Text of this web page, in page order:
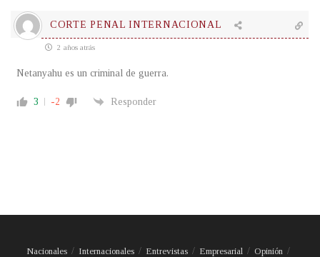
CORTE PENAL INTERNACIONAL
2 años atrás
Netanyahu es un criminal de guerra.
3 -2 Responder
Nacionales Internacionales Entrevistas Empresarial
Opinión